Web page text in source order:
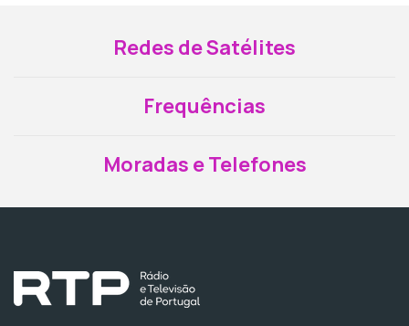
Redes de Satélites
Frequências
Moradas e Telefones